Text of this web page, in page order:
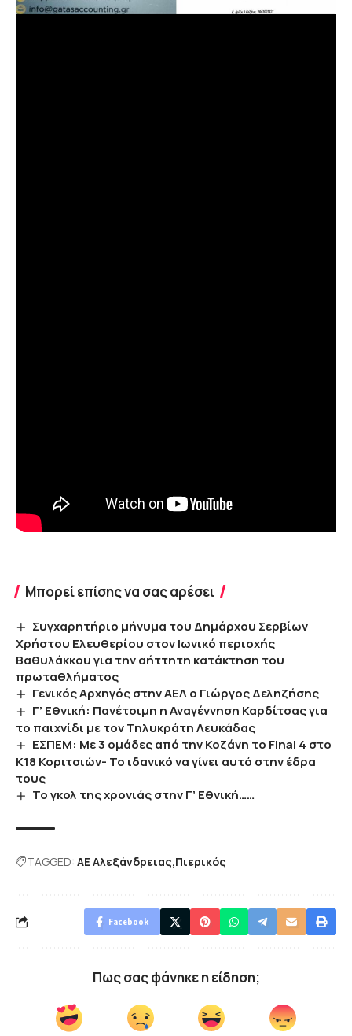
Μπορεί επίσης να σας αρέσει
Συγχαρητήριο μήνυμα του Δημάρχου Σερβίων
Χρήστου Ελευθερίου στον Ιωνικό περιοχής
Βαθυλάκκου για την αήττητη κατάκτηση του
πρωταθλήματος
Γενικός Αρχηγός στην ΑΕΛ ο Γιώργος Δεληζήσης
Γ’ Εθνική: Πανέτοιμη η Αναγέννηση Καρδίτσας για
το παιχνίδι με τον Τηλυκράτη Λευκάδας
ΕΣΠΕΜ: Με 3 ομάδες από την Κοζάνη το Final 4 στο
Κ18 Κοριτσιών- Το ιδανικό να γίνει αυτό στην έδρα
τους
Το γκολ της χρονιάς στην Γ’ Εθνική……
TAGGED: ΑΕ Αλεξάνδρειας Πιερικός
Facebook
Πως σας φάνηκε η είδηση;